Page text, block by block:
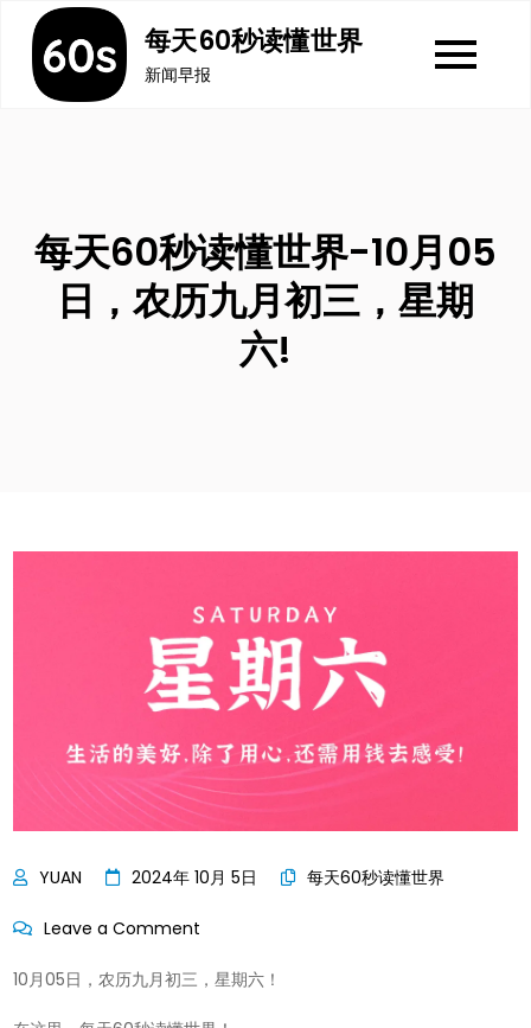
content
每天60秒读懂世界
新闻早报
每天60秒读懂世界-10月05
日，农历九月初三，星期
六!
2024年 10月 5日 每天60秒读懂世界
Leave a Comment
天
10月05日，农历九月初三，星期六！